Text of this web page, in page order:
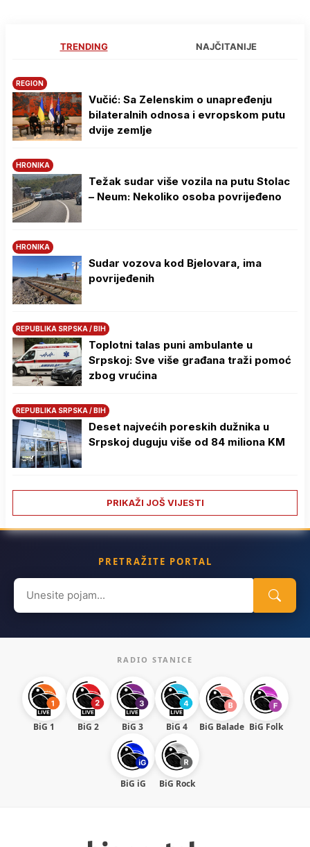
TRENDING NAJČITANIJE
REGION
Vučić: Sa Zelenskim o unapređenju
bilateralnih odnosa i evropskom putu
dvije zemlje
HRONIKA
Težak sudar više vozila na putu Stolac
– Neum: Nekoliko osoba povrijeđeno
HRONIKA
Sudar vozova kod Bjelovara, ima
povrijeđenih
REPUBLIKA SRPSKA / BIH
Toplotni talas puni ambulante u
Srpskoj: Sve više građana traži pomoć
zbog vrućina
REPUBLIKA SRPSKA / BIH
Deset najvećih poreskih dužnika u
Srpskoj duguju više od 84 miliona KM
PRIKAŽI JOŠ VIJESTI
PRETRAŽITE PORTAL
Search
for:
RADIO STANICE
BiG 1 BiG 2 BiG 3 BiG 4 BiG Balade BiG Folk
BiG iG BiG Rock